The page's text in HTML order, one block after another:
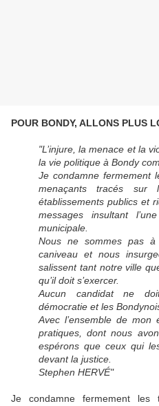
POUR BONDY, ALLONS PLUS
"L’injure, la menace et la
la vie politique à Bondy
Je condamne fermement
menaçants tracés
établissements publics et
messages insultant
municipale.
Nous ne sommes pas à
caniveau et nous
salissent tant notre ville
qu’il doit s’exercer.
Aucun candidat ne
démocratie et les
Avec l’ensemble de mon
pratiques, dont nous
espérons que ceux qui
devant la justice.
Stephen HERVÉ"
Je condamne fermement